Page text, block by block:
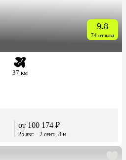
9.8
74 отзыва
37 км
от 100 174 ₽
25 авг. - 2 сент., 8 н.